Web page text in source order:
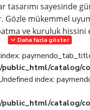
tasarımı sayesinde
Gözle mükemmel
ve kuruluk hissini
özel olarak tasarlanan
içe geçmiş gibi
bir görünüm sağlar.
için doğal ve
Daha fazla göster
catalog/
index:
catalog/